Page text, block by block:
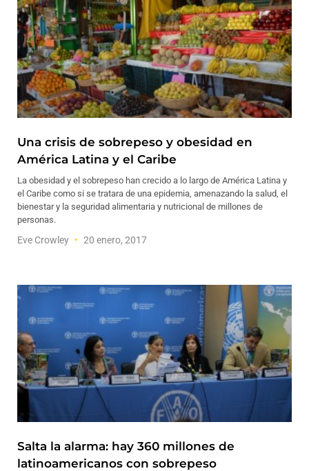
Una crisis de sobrepeso y obesidad en
América Latina y el Caribe
La obesidad y el sobrepeso han crecido a lo largo de América Latina y
el Caribe como si se tratara de una epidemia, amenazando la salud, el
bienestar y la seguridad alimentaria y nutricional de millones de
personas.
Eve Crowley 20 enero, 2017
Salta la alarma: hay 360 millones de
latinoamericanos con sobrepeso